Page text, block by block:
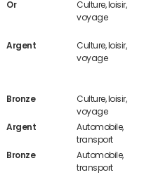
Or
Culture, loisir,
voyage
Argent
Culture, loisir,
voyage
Bronze
Culture, loisir,
voyage
Argent
Automobile,
transport
Bronze
Automobile,
transport